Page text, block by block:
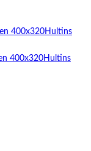
Hultins
Hultins